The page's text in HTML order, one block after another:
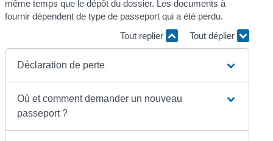
même temps que le dépôt du dossier. Les documents à
fournir dépendent de type de passeport qui a été perdu.
Tout replier
Tout déplier
Déclaration de perte
Où et comment demander un nouveau
passeport ?